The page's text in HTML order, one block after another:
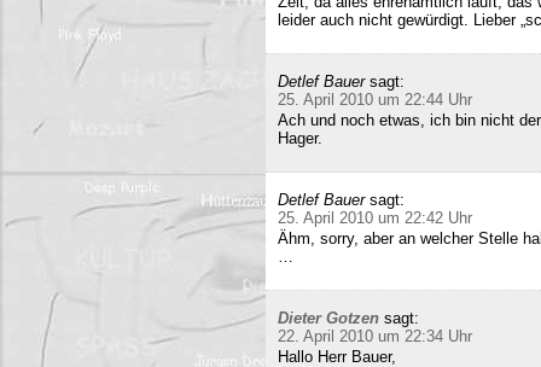
leider auch nicht gewürdigt. Lieber
Detlef Bauer sagt:
25. April 2010 um 22:44 Uhr
Ach und noch etwas, ich bin nicht
Hager.
Detlef Bauer sagt:
25. April 2010 um 22:42 Uhr
Ähm, sorry, aber an welcher Stelle
…
Dieter Gotzen sagt:
22. April 2010 um 22:34 Uhr
Hallo Herr Bauer,